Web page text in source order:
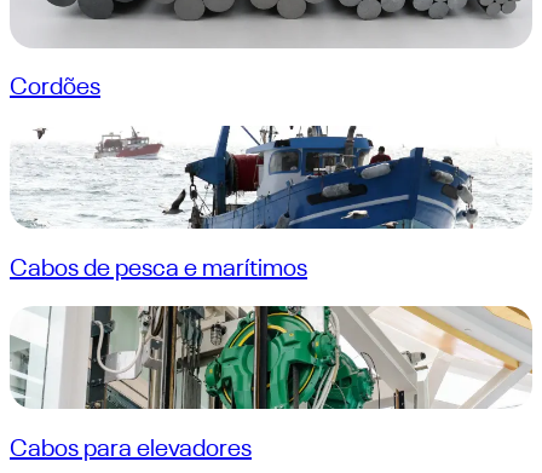
Cordões
Cabos de pesca e marítimos
Cabos para elevadores